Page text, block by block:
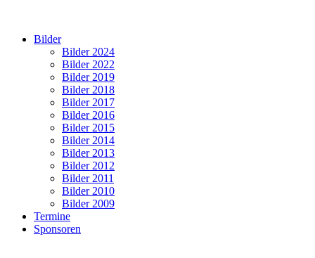
Bilder
Bilder 2024
Bilder 2022
Bilder 2019
Bilder 2018
Bilder 2017
Bilder 2016
Bilder 2015
Bilder 2014
Bilder 2013
Bilder 2012
Bilder 2011
Bilder 2010
Bilder 2009
Termine
Sponsoren